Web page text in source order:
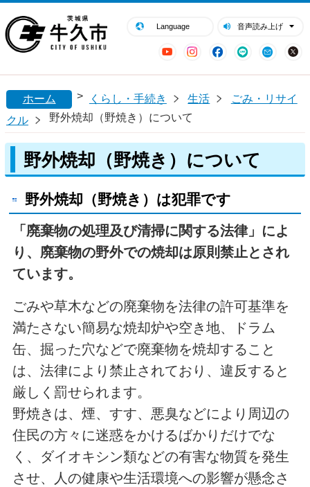
Language 音声読み上げ
YouTubeInstagram
Facebook
LINE Mail
閉じる
ホーム > くらし・手続き 生活
ごみ・リサイ
クル
野外焼却（野焼き）について
野外焼却（野焼き）について
野外焼却（野焼き）は犯罪です
「廃棄物の処理及び清掃に関する法律」によ
り、廃棄物の野外での焼却は原則禁止とされ
ています。
ごみや草木などの廃棄物を法律の許可基準を
満たさない簡易な焼却炉や空き地、ドラム
缶、掘った穴などで廃棄物を焼却すること
は、法律により禁止されており、違反すると
厳しく罰せられます。
野焼きは、煙、すす、悪臭などにより周辺の
住民の方々に迷惑をかけるばかりだけでな
く、ダイオキシン類などの有害な物質を発生
させ、人の健康や生活環境への影響が懸念さ